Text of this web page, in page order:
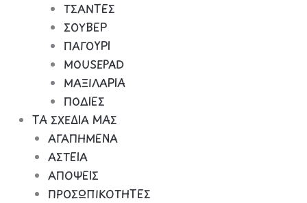
ΤΣΑΝΤΕΣ
ΣΟΥΒΕΡ
ΠΑΓΟΥΡΙ
MOUSEPAD
ΜΑΞΙΛΑΡΙΑ
ΠΟΔΙΕΣ
ΤΑ ΣΧΕΔΙΑ ΜΑΣ
ΑΓΑΠΗΜΕΝΑ
ΑΣΤΕΙΑ
ΑΠΟΨΕΙΣ
ΠΡΟΣΩΠΙΚΟΤΗΤΕΣ